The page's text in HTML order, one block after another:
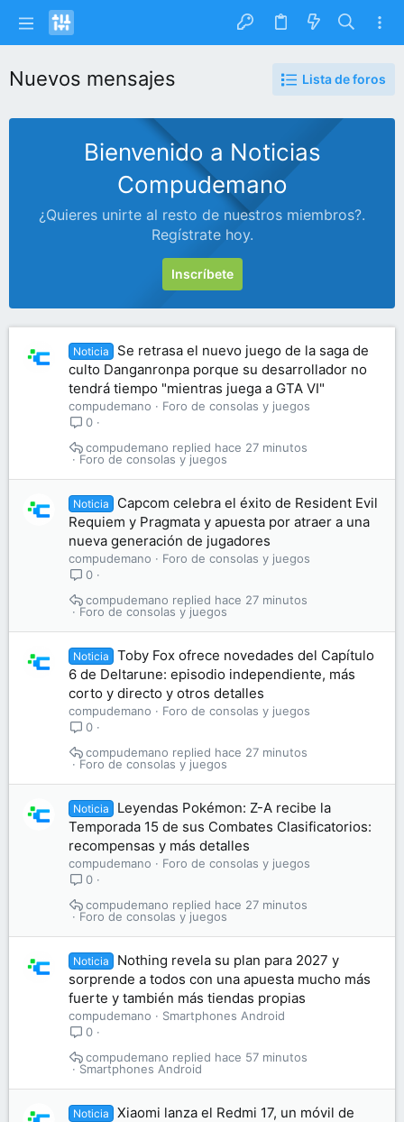
Nuevos mensajes Lista de foros
Bienvenido a Noticias
Compudemano
¿Quieres unirte al resto de nuestros miembros?.
Regístrate hoy.
Inscríbete
Noticia
Se retrasa el nuevo juego de la saga de
culto Danganronpa porque su desarrollador no
tendrá tiempo "mientras juega a GTA VI"
compudemano
Foro de consolas y juegos
0
Foro de consolas y juegos
hace 27 minutos
compudemano
Noticia
Capcom celebra el éxito de Resident Evil
Requiem y Pragmata y apuesta por atraer a una
nueva generación de jugadores
compudemano
Foro de consolas y juegos
0
Foro de consolas y juegos
hace 27 minutos
compudemano
Noticia
Toby Fox ofrece novedades del Capítulo
6 de Deltarune: episodio independiente, más
corto y directo y otros detalles
compudemano
Foro de consolas y juegos
0
Foro de consolas y juegos
hace 27 minutos
compudemano
Noticia
Leyendas Pokémon: Z-A recibe la
Temporada 15 de sus Combates Clasificatorios:
recompensas y más detalles
compudemano
Foro de consolas y juegos
0
Foro de consolas y juegos
hace 27 minutos
compudemano
Noticia
Nothing revela su plan para 2027 y
sorprende a todos con una apuesta mucho más
fuerte y también más tiendas propias
compudemano
Smartphones Android
0
Smartphones Android
hace 57 minutos
compudemano
Noticia
Xiaomi lanza el Redmi 17, un móvil de